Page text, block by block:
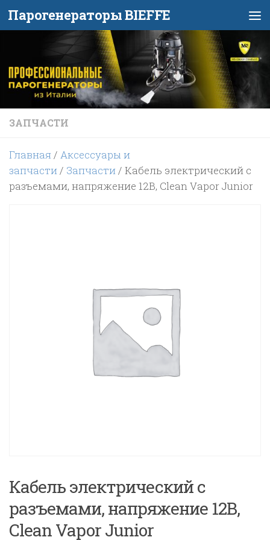
Перейти к содержимому
Парогенераторы BIEFFE
ЗАПЧАСТИ
Главная/ Аксессуары и
запчасти/ Запчасти/ Кабель электрический с
разъемами, напряжение 12В, Clean Vapor Junior
Кабель электрический с
разъемами, напряжение 12В,
Clean Vapor Junior